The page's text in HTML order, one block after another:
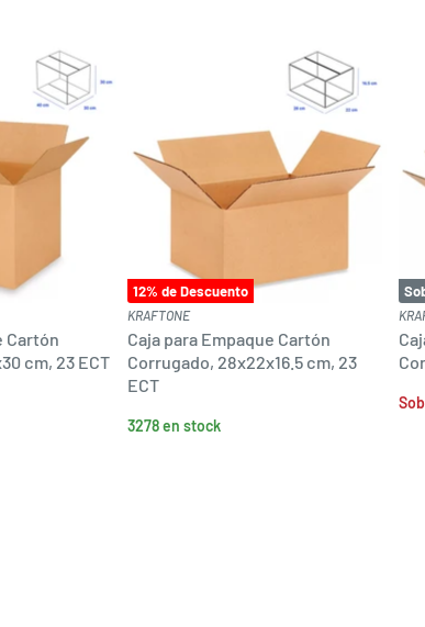
Cartón
cm, 23 ECT
12% de Descuento
KRAFTONE
Caja para Empaque Cartón
Corrugado, 28x22x16.5 cm, 23
ECT
3278 en stock